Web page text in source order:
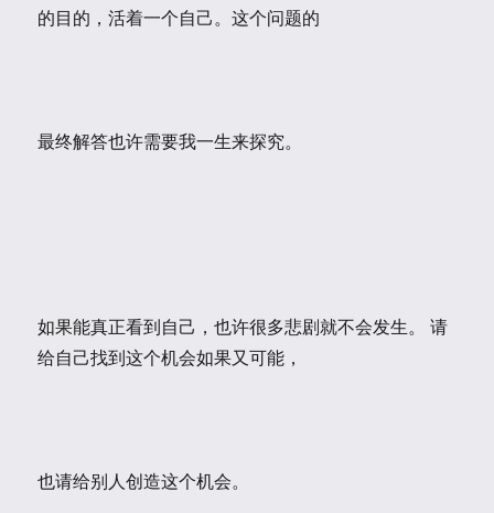
的目的，活着一个自己。这个问题的
最终解答也许需要我一生来探究。
如果能真正看到自己，也许很多悲剧就不会发生。 请
给自己找到这个机会如果又可能，
也请给别人创造这个机会。